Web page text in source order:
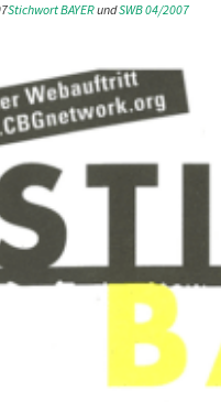
Stichwort BAYER und SWB 04/2007